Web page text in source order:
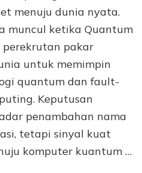
menuju dunia nyata.
muncul ketika Quantum
perekrutan pakar
untuk memimpin
quantum dan fault-
Keputusan
penambahan nama
tetapi sinyal kuat
komputer kuantum …